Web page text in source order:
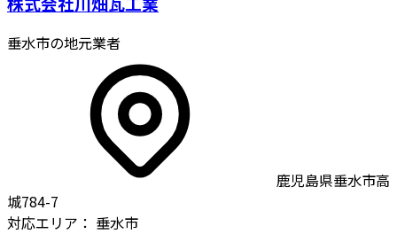
垂水市の地元業者
鹿児島県垂水市高
城784-7
対応エリア： 垂水市